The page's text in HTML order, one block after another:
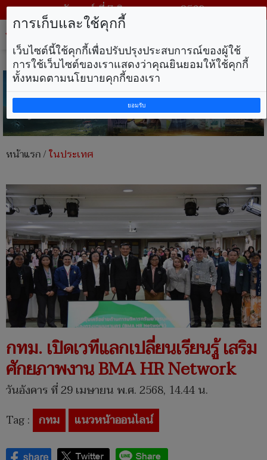
วันศุกร์ ที่ 7 สิงหาคม พ.ศ. 2569
หน้าแรก/ในประเทศ
กทม. เปิดเวทีแลกเปลี่ยนเรียนรู้ เสริม
ศักยภาพงาน BMA HR Network
วันอังคาร ที่ 29 เมษายน พ.ศ. 2568, 14.44 น.
Tag : กทม แนวหน้าออนไลน์
การเก็บและใช้คุกกี้
เว็บไซต์นี้ใช้คุกกี้เพื่อปรับปรุงประสบการณ์ของผู้ใช้
การใช้เว็บไซต์ของเราแสดงว่าคุณยินยอมให้ใช้คุกกี้
ทั้งหมดตามนโยบายคุกกี้ของเรา
ยอมรับ